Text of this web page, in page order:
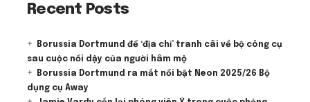
Recent Posts
Borussia Dortmund để ‘địa chỉ’ tranh cãi về bộ công cụ
sau cuộc nổi dậy của người hâm mộ
Borussia Dortmund ra mắt nổi bật Neon 2025/26 Bộ
dụng cụ Away